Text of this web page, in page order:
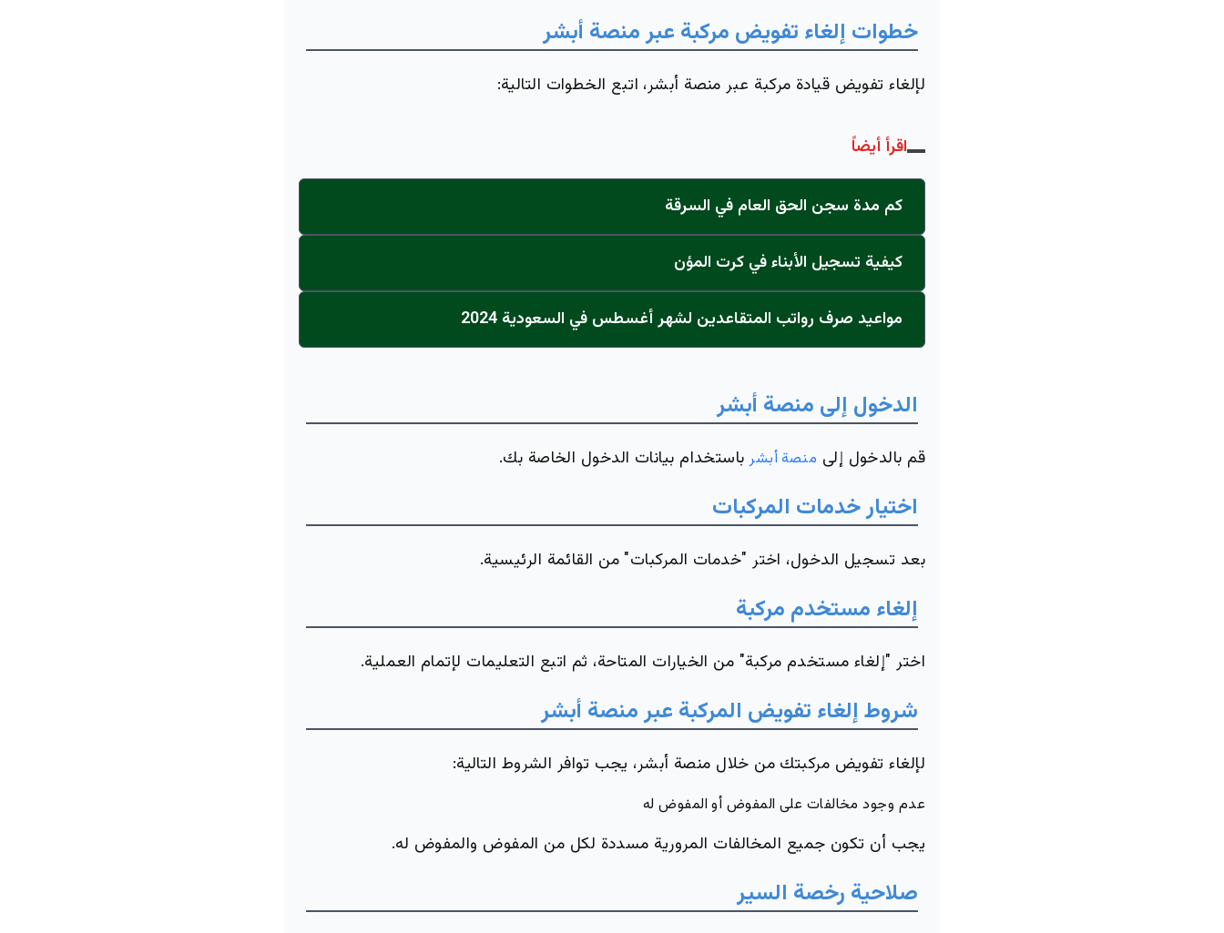
خطوات إلغاء تفويض مركبة عبر منصة أبشر
لإلغاء تفويض قيادة مركبة عبر منصة أبشر، اتبع الخطوات التالية:
اقرأ أيضاً
كم مدة سجن الحق العام في السرقة
كيفية تسجيل الأبناء في كرت المؤن
مواعيد صرف رواتب المتقاعدين لشهر أغسطس في السعودية 2024
الدخول إلى منصة أبشر
قم بالدخول إلى منصة أبشرباستخدام بيانات الدخول الخاصة بك.
اختيار خدمات المركبات
بعد تسجيل الدخول، اختر "خدمات المركبات" من القائمة الرئيسية.
إلغاء مستخدم مركبة
اختر "إلغاء مستخدم مركبة" من الخيارات المتاحة، ثم اتبع التعليمات لإتمام العملية.
شروط إلغاء تفويض المركبة عبر منصة أبشر
لإلغاء تفويض مركبتك من خلال منصة أبشر، يجب توافر الشروط التالية:
عدم وجود مخالفات على المفوض أو المفوض له
يجب أن تكون جميع المخالفات المرورية مسددة لكل من المفوض والمفوض له.
صلاحية رخصة السير